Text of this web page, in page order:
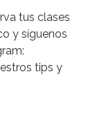
tus clases
y síguenos
tips y